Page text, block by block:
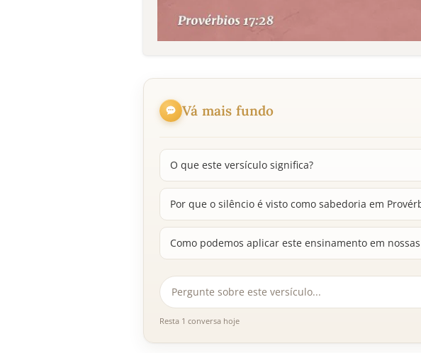
Vá mais fundo
O que este versículo significa?
Por que o silêncio é visto como sabedoria em
Como podemos aplicar este ensinamento em
Resta 1 conversa hoje